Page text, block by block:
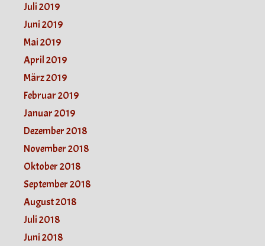
Juli 2019
Juni 2019
Mai 2019
April 2019
März 2019
Februar 2019
Januar 2019
Dezember 2018
November 2018
Oktober 2018
September 2018
August 2018
Juli 2018
Juni 2018